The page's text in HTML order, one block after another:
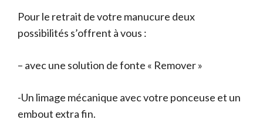
Pour le retrait de votre manucure deux
possibilités s’offrent à vous :
– avec une solution de fonte « Remover »
-Un limage mécanique avec votre ponceuse et un
embout extra fin.